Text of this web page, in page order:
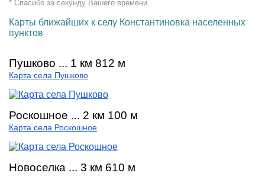
* Спасибо за секунду Вашего времени
Карты ближайших к селу Константиновка населенных
пунктов
Пушково ... 1 км 812 м
Карта села Пушково
Роскошное ... 2 км 100 м
Карта села Роскошное
Новоселка ... 3 км 610 м